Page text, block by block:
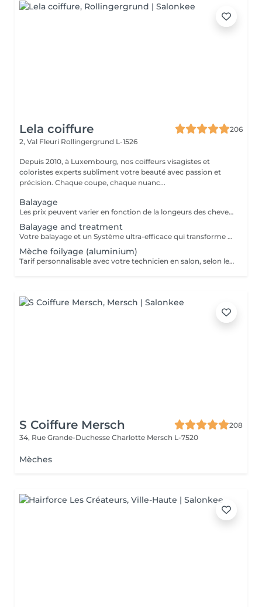
Lela coiffure
206
2, Val Fleuri Rollingergrund L-1526
Depuis 2010, à Luxembourg, nos coiffeurs visagistes et
coloristes experts subliment votre beauté avec passion et
précision. Chaque coupe, chaque nuanc...
Balayage
Les prix peuvent varier en fonction de la longeurs des cheveux ou le désire de la cliente.
Balayage and treatment
Votre balayage et un Système ultra-efficace qui transforme tout service de mèches ou de (dé)coloration en un soin qui renforce les liaisons capillaires.
Mèche foilyage (aluminium)
Tarif personnalisable avec votre technicien en salon, selon le résultat souhaité et votre désir.
S Coiffure Mersch
208
34, Rue Grande-Duchesse Charlotte Mersch L-7520
Mèches